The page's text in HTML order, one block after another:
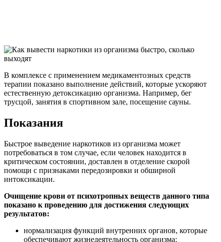
В комплексе с применением медикаментозных средств
терапии показано выполнение действий, которые ускоряют
естественную детоксикацию организма. Например, бег
трусцой, занятия в спортивном зале, посещение сауны.
Показания
Быстрое выведение наркотиков из организма может
потребоваться в том случае, если человек находится в
критическом состоянии, доставлен в отделение скорой
помощи с признаками передозировки и обширной
интоксикации.
Очищение крови от психотропных веществ данного типа
показано к проведению для достижения следующих
результатов:
нормализация функций внутренних органов, которые
обеспечивают жизнедеятельность организма;